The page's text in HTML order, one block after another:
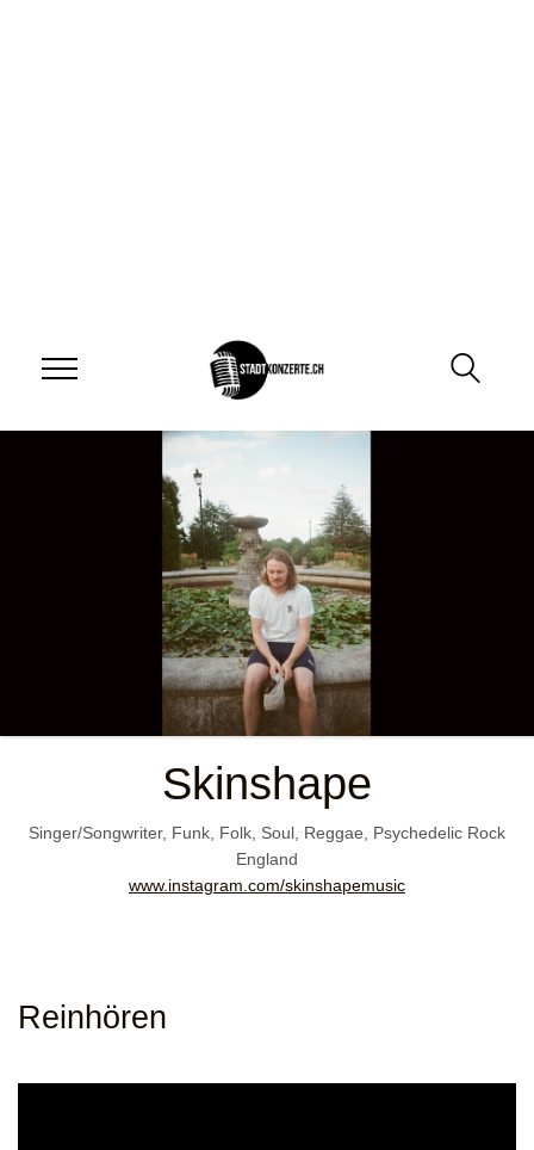
Skinshape
Singer/Songwriter, Funk, Folk, Soul, Reggae, Psychedelic Rock
England
www.instagram.com/skinshapemusic
Reinhören